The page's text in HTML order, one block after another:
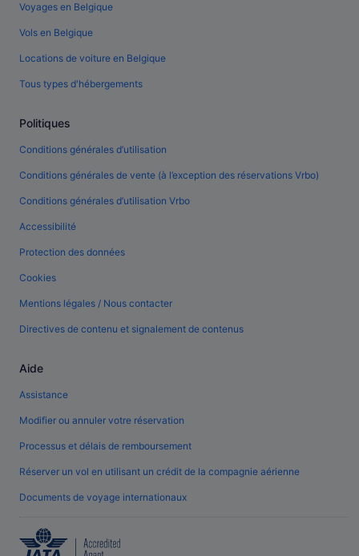
Voyages en Belgique
Vols en Belgique
Locations de voiture en Belgique
Tous types d'hébergements
Politiques
Conditions générales d’utilisation
Conditions générales de vente (à l’exception des réservations Vrbo)
Conditions générales d’utilisation Vrbo
Accessibilité
Protection des données
Cookies
Mentions légales / Nous contacter
Directives de contenu et signalement de contenus
Aide
Assistance
Modifier ou annuler votre réservation
Processus et délais de remboursement
Réserver un vol en utilisant un crédit de la compagnie aérienne
Documents de voyage internationaux